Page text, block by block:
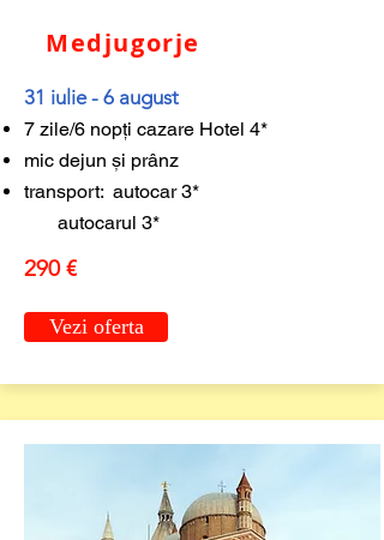
Medjugorje
31 iulie - 6 august
7 zile/6 nopți cazare Hotel 4*
mic dejun și prânz
transport: autocar 3*
autocarul 3*
290 €
Vezi oferta